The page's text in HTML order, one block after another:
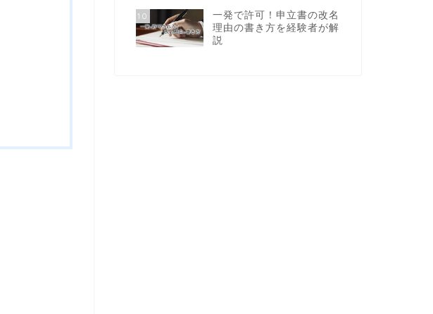
10
一発で許可！申立書の改名
理由の書き方を経験者が解
説